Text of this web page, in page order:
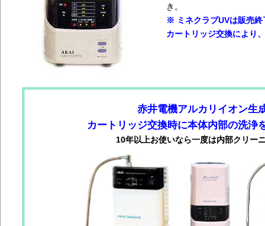
き。
※ ミネクラブUVは販売終
カートリッジ交換により
赤井電機アルカリイオン生
カートリッジ交換時に本体内部の洗浄
10年以上お使いなら一度は内部クリー